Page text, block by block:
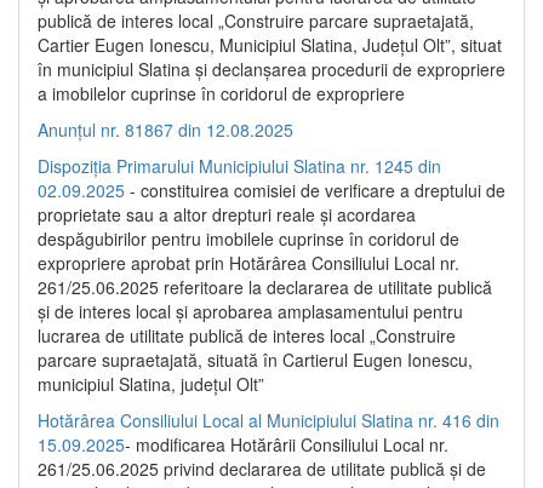
publică de interes local „Construire parcare supraetajată,
Cartier Eugen Ionescu, Municipiul Slatina, Județul Olt”, situat
în municipiul Slatina și declanșarea procedurii de expropriere
a imobilelor cuprinse în coridorul de expropriere
Anunțul nr. 81867 din 12.08.2025
Dispoziția Primarului Municipiului Slatina nr. 1245 din
02.09.2025 - constituirea comisiei de verificare a dreptului de
proprietate sau a altor drepturi reale și acordarea
despăgubirilor pentru imobilele cuprinse în coridorul de
expropriere aprobat prin Hotărârea Consiliului Local nr.
261/25.06.2025 referitoare la declararea de utilitate publică
și de interes local și aprobarea amplasamentului pentru
lucrarea de utilitate publică de interes local „Construire
parcare supraetajată, situată în Cartierul Eugen Ionescu,
municipiul Slatina, județul Olt”
Hotărârea Consiliului Local al Municipiului Slatina nr. 416 din
15.09.2025- modificarea Hotărârii Consiliului Local nr.
261/25.06.2025 privind declararea de utilitate publică și de